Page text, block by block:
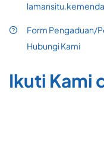
Form Pengaduan/
Hubungi Kami
Ikuti Kami